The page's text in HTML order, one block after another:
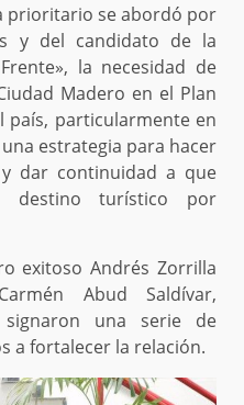
prioritario se abordó por
y del candidato de la
la necesidad de
Madero en el Plan
país, particularmente en
estrategia para hacer
dar continuidad a que
destino turístico por
exitoso Andrés Zorrilla
Abud Saldívar,
una serie de
a fortalecer la relación.